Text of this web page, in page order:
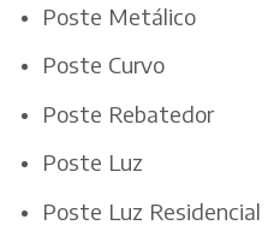
Poste Metálico
Poste Curvo
Poste Rebatedor
Poste Luz
Poste Luz Residencial